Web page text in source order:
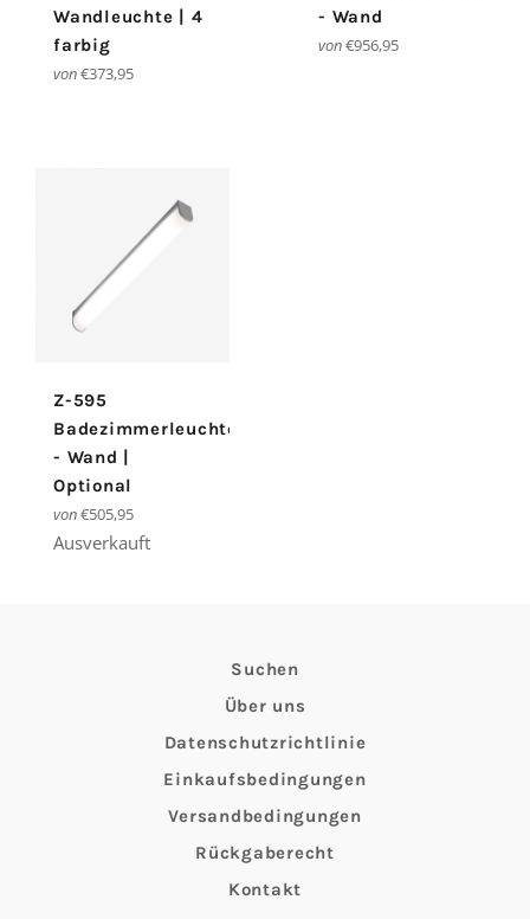
Wandleuchte | 4
farbig
von€373,95
- Wand
von€956,95
Z-595
Badezimmerleuchte
- Wand |
Optional
von€505,95
Ausverkauft
Suchen
Über uns
Datenschutzrichtlinie
Einkaufsbedingungen
Versandbedingungen
Rückgaberecht
Kontakt